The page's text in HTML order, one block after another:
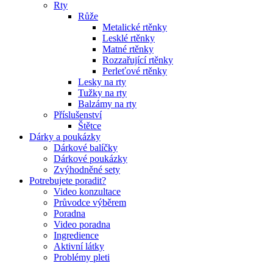
Rty
Růže
Metalické rtěnky
Lesklé rtěnky
Matné rtěnky
Rozzařující rtěnky
Perleťové rtěnky
Lesky na rty
Tužky na rty
Balzámy na rty
Příslušenství
Štětce
Dárky a poukázky
Dárkové balíčky
Dárkové poukázky
Zvýhodněné sety
Potrebujete poradit?
Video konzultace
Průvodce výběrem
Poradna
Video poradna
Ingredience
Aktivní látky
Problémy pleti